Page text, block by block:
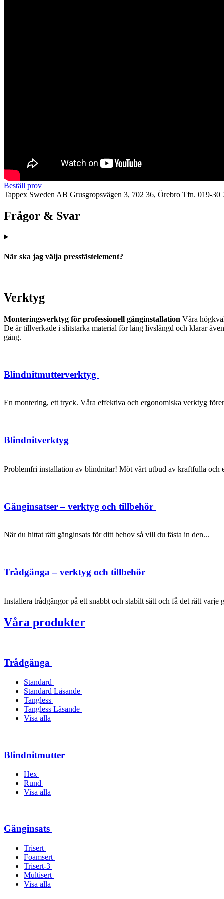
Beställ prov
Tappex Sweden AB Grusgropsvägen 3, 702 36, Örebro Tfn. 019-30
Frågor & Svar
När ska jag välja pressfästelement?
Verktyg
Monteringsverktyg för professionell gänginstallation Våra
De är tillverkade i slitstarka material för lång livslängd och klarar
gång.
Blindnitmutterverktyg
En montering, ett tryck. Våra effektiva och ergonomiska verktyg
Blindnitverktyg
Problemfri installation av blindnitar! Möt vårt utbud av kraftfulla och
Gänginsatser – verktyg och tillbehör
När du hittat rätt gänginsats för ditt behov så vill du fästa in den...
Trådgänga – verktyg och tillbehör
Installera trådgängor på ett snabbt och stabilt sätt och få det rätt varje
Våra produkter
Trådgänga
Standard
Standard Låsande
Tangless
Tangless Låsande
Visa alla
Blindnitmutter
Hex
Rund
Visa alla
Gänginsats
Trisert
Foamsert
Trisert-3
Multisert
Visa alla